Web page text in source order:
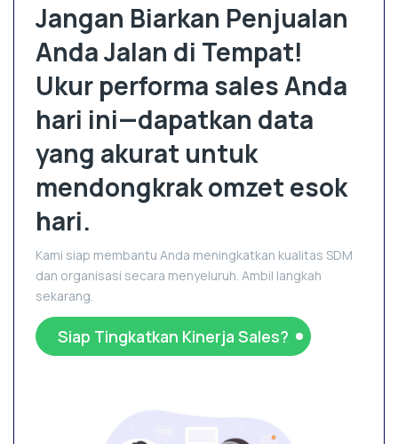
Jangan Biarkan Penjualan
Anda Jalan di Tempat!
Ukur performa sales Anda
hari ini—dapatkan data
yang akurat untuk
mendongkrak omzet esok
hari.
Kami siap membantu Anda meningkatkan kualitas SDM
dan organisasi secara menyeluruh. Ambil langkah
sekarang.
Siap Tingkatkan Kinerja Sales?